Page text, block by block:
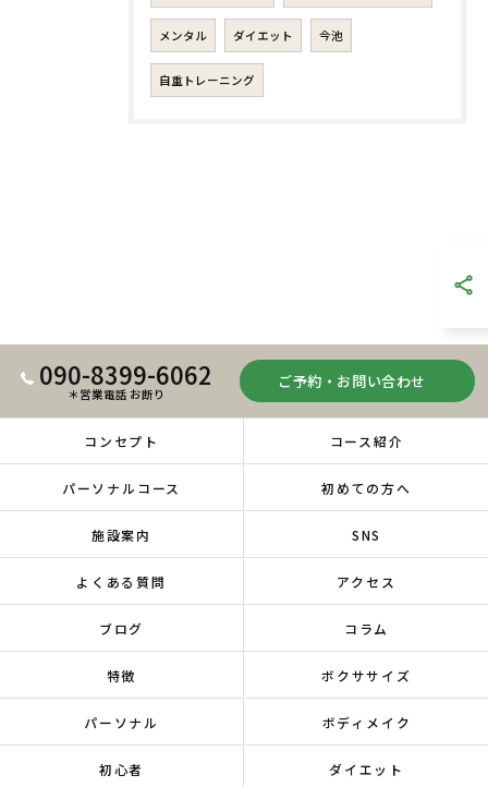
メンタル ダイエット 今池
自重トレーニング
090-8399-6062
＊営業電話 お断り
ご予約・お問い合わせ
コンセプト コース紹介
パーソナルコース 初めての方へ
施設案内 SNS
よくある質問 アクセス
ブログ コラム
特徴 ボクササイズ
パーソナル ボディメイク
初心者 ダイエット